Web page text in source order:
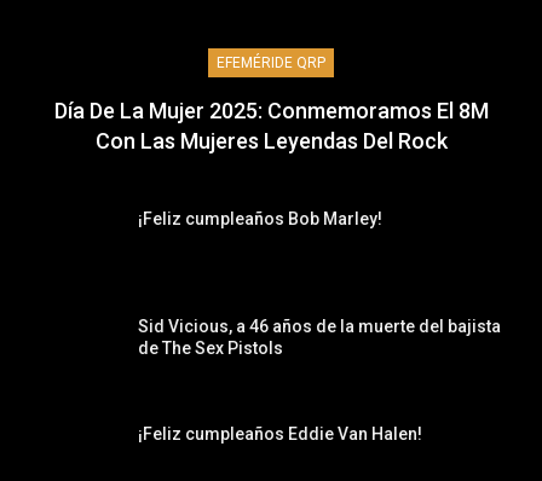
EFEMÉRIDE QRP
Día De La Mujer 2025: Conmemoramos El 8M
Con Las Mujeres Leyendas Del Rock
¡Feliz cumpleaños Bob Marley!
Sid Vicious, a 46 años de la muerte del bajista
de The Sex Pistols
¡Feliz cumpleaños Eddie Van Halen!